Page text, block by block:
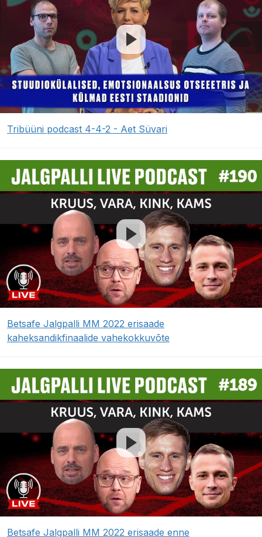
Tribüüni podcast 4-4-2 - Aet Süvari
Betsafe Jalgpalli MM 2022 erisaade
kaheksandikfinaalide vahekokkuvõte
Betsafe Jalgpalli MM 2022 erisaade enne